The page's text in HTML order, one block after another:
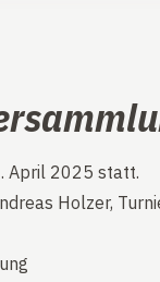
April 2025 statt.
Holzer,